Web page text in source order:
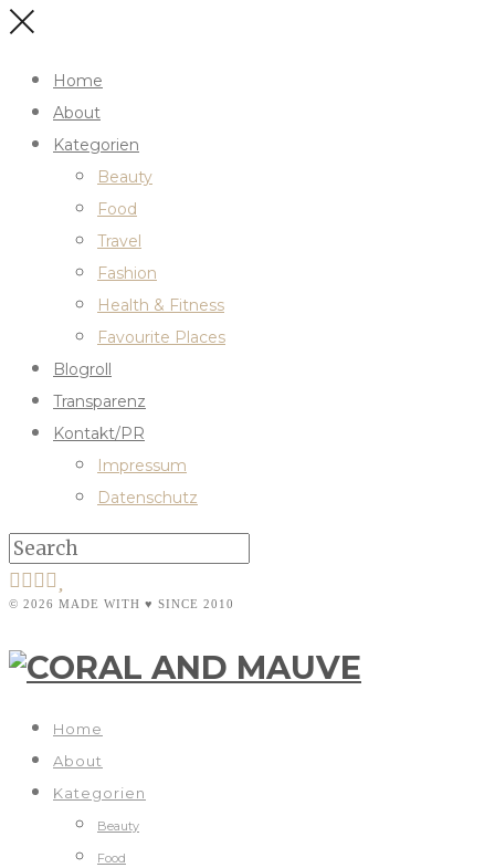
Home
About
Kategorien
Beauty
Food
Travel
Fashion
Health & Fitness
Favourite Places
Blogroll
Transparenz
Kontakt/PR
Impressum
Datenschutz
© 2026 MADE WITH ♥ SINCE 2010
Home
About
Kategorien
Beauty
Food